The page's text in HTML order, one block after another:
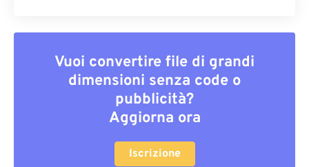
Vuoi convertire file di grandi
dimensioni senza code o
pubblicità?
Aggiorna ora
Iscrizione